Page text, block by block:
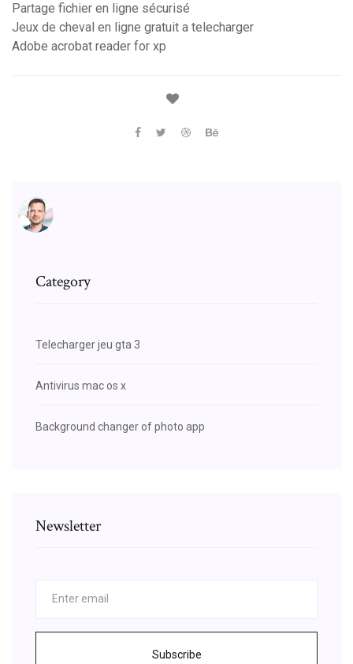
Partage fichier en ligne sécurisé
Jeux de cheval en ligne gratuit a telecharger
Adobe acrobat reader for xp
Category
Telecharger jeu gta 3
Antivirus mac os x
Background changer of photo app
Newsletter
Subscribe